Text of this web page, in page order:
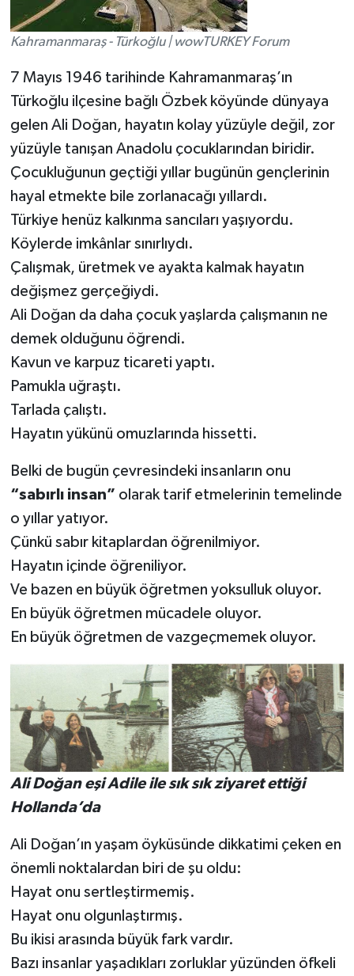
Kahramanmaraş - Türkoğlu | wowTURKEY Forum
7 Mayıs 1946 tarihinde Kahramanmaraş’ın
Türkoğlu ilçesine bağlı Özbek köyünde dünyaya
gelen Ali Doğan, hayatın kolay yüzüyle değil, zor
yüzüyle tanışan Anadolu çocuklarından biridir.
Çocukluğunun geçtiği yıllar bugünün gençlerinin
hayal etmekte bile zorlanacağı yıllardı.
Türkiye henüz kalkınma sancıları yaşıyordu.
Köylerde imkânlar sınırlıydı.
Çalışmak, üretmek ve ayakta kalmak hayatın
değişmez gerçeğiydi.
Ali Doğan da daha çocuk yaşlarda çalışmanın ne
demek olduğunu öğrendi.
Kavun ve karpuz ticareti yaptı.
Pamukla uğraştı.
Tarlada çalıştı.
Hayatın yükünü omuzlarında hissetti.
Belki de bugün çevresindeki insanların onu
“sabırlı insan” olarak tarif etmelerinin temelinde
o yıllar yatıyor.
Çünkü sabır kitaplardan öğrenilmiyor.
Hayatın içinde öğreniliyor.
Ve bazen en büyük öğretmen yoksulluk oluyor.
En büyük öğretmen mücadele oluyor.
En büyük öğretmen de vazgeçmemek oluyor.
Ali Doğan eşi Adile ile sık sık ziyaret ettiği
Hollanda’da
Ali Doğan’ın yaşam öyküsünde dikkatimi çeken en
önemli noktalardan biri de şu oldu:
Hayat onu sertleştirmemiş.
Hayat onu olgunlaştırmış.
Bu ikisi arasında büyük fark vardır.
Bazı insanlar yaşadıkları zorluklar yüzünden öfkeli